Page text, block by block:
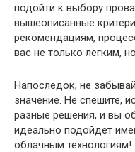
подойти к выбору
вышеописанные
рекомендациям,
вас не только легким,
Напоследок, не
значение. Не спешите,
разные решения, и вы
идеально подойдёт
облачным технологиям!